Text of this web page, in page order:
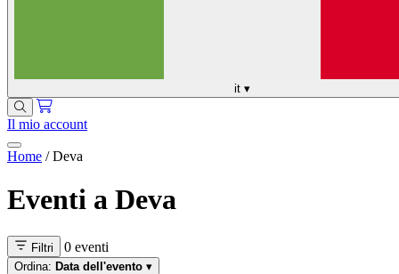
it ▾
Il mio account
Home / Deva
Eventi a Deva
Filtri 0 eventi
Ordina: Data dell'evento ▾